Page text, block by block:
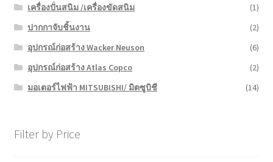
เครื่องปั่นสนิม /เครื่องขัดสนิม
(1)
ปากกาจับชิ้นงาน
(2)
อุปกรณ์ก่อสร้าง Wacker Neuson
(6)
อุปกรณ์ก่อสร้าง Atlas Copco
(2)
มอเตอร์ไฟฟ้า MITSUBISHI/ มิตซูบิชี
(14)
Filter by Price